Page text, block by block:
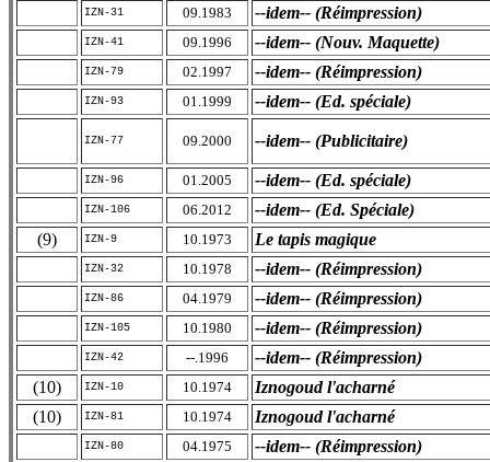
IZN-31 09.1983 --idem-- (Réimpression)
IZN-41 09.1996 --idem-- (Nouv. Maquette)
IZN-79 02.1997 --idem-- (Réimpression)
IZN-93 01.1999 --idem-- (Ed. spéciale)
IZN-77 09.2000 --idem-- (Publicitaire)
IZN-96 01.2005 --idem-- (Ed. spéciale)
IZN-106 06.2012
--idem-- (Ed. Spéciale)
(9)
IZN-9 10.1973 Le tapis magique
IZN-32 10.1978 --idem-- (Réimpression)
IZN-86 04.1979 --idem-- (Réimpression)
IZN-105 10.1980 --idem-- (Réimpression)
IZN-42 --.1996
--idem-- (Réimpression)
(10)
IZN-10 10.1974
Iznogoud l'acharné
(10)
IZN-81 10.1974 Iznogoud l'acharné
IZN-80 04.1975 --idem-- (Réimpression)